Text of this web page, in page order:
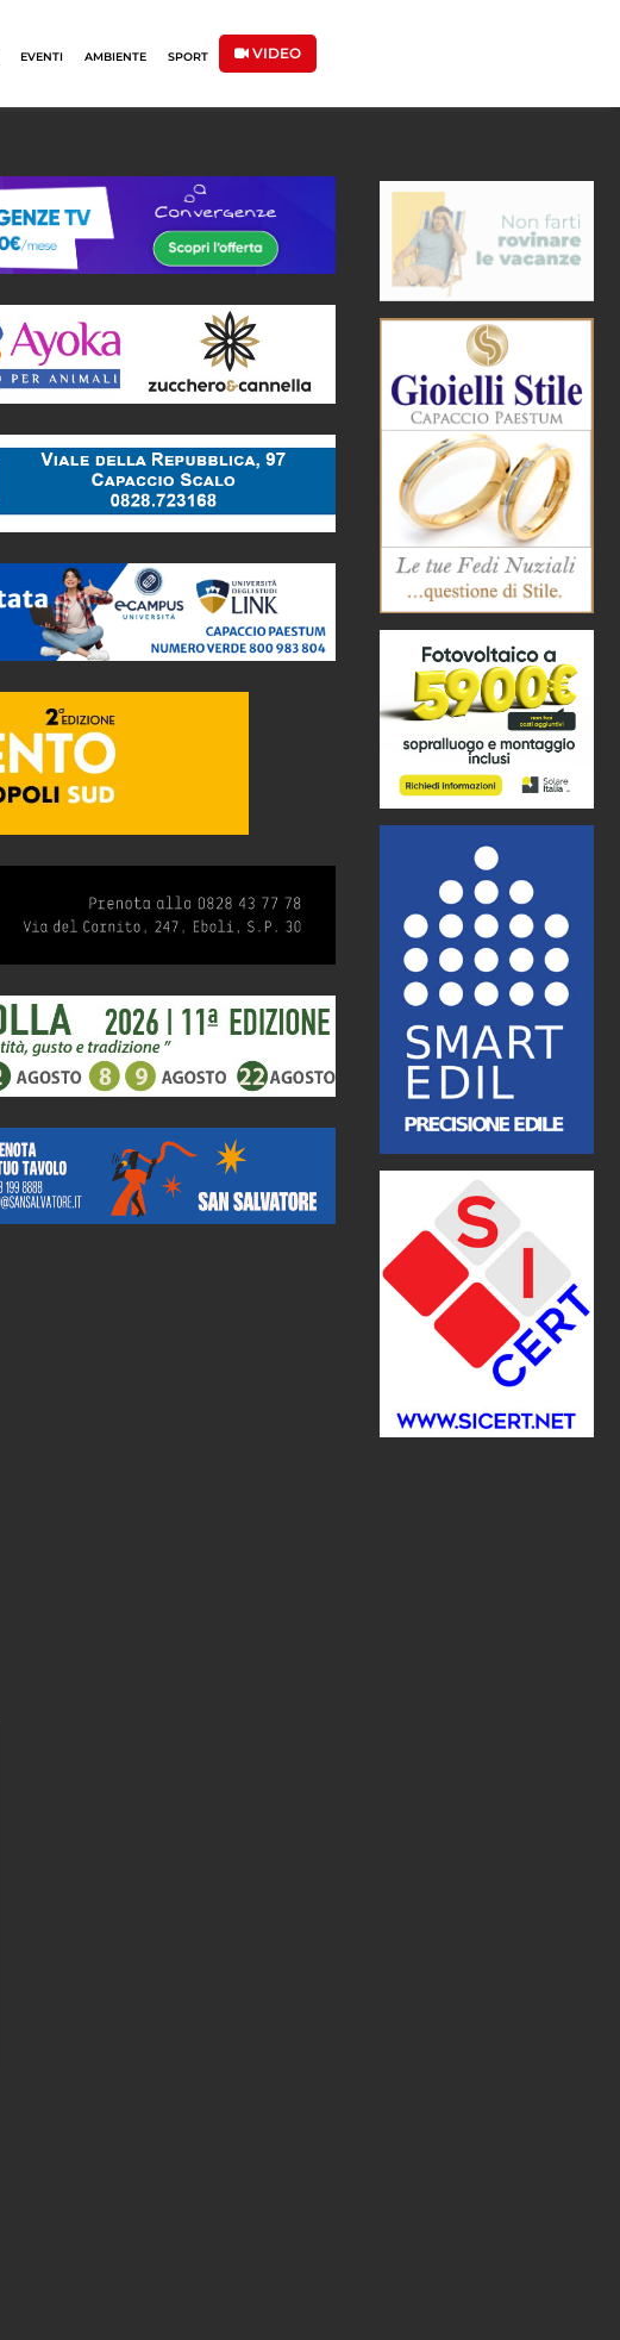
EVENTI AMBIENTE SPORT VIDEO